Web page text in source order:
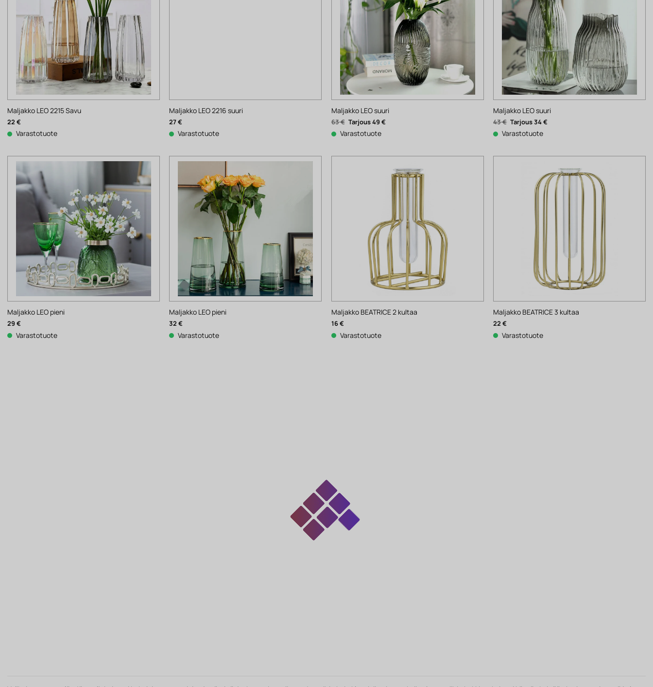
Maljakko LEO 2215 Savu
22 €
Varastotuote
Maljakko LEO 2216 suuri
27€
Varastotuote
Maljakko LEO suuri
63€ Alkuperäinen
hinta
oli:
63 €.
49€Nykyinen
hinta
Varastotuote
Maljakko LEO suuri
43€ Alkuperäinen
hinta
oli:
43 €.
34€
Varastotuote
Maljakko LEO pieni
29€
Varastotuote
Maljakko LEO pieni
32€
Varastotuote
Maljakko BEATRICE 2 kultaa
16€
Varastotuote
Maljakko BEATRICE 3 kultaa
22€
Varastotuote